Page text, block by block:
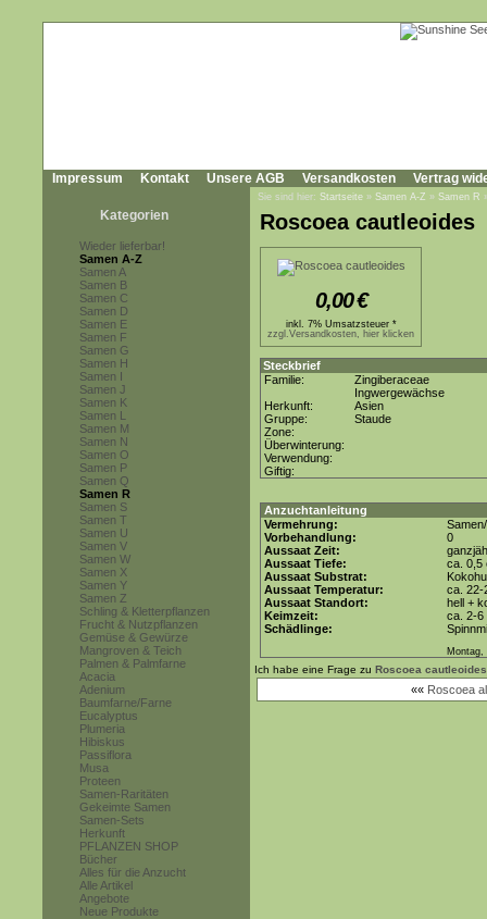
Impressum Kontakt Unsere AGB Versandkosten Vertrag
Kategorien
Wieder lieferbar!
Samen A-Z
Samen A
Samen B
Samen C
Samen D
Samen E
Samen F
Samen G
Samen H
Samen I
Samen J
Samen K
Samen L
Samen M
Samen N
Samen O
Samen P
Samen Q
Samen R
Samen S
Samen T
Samen U
Samen V
Samen W
Samen X
Samen Y
Samen Z
Schling & Kletterpflanzen
Frucht & Nutzpflanzen
Gemüse & Gewürze
Mangroven & Teich
Palmen & Palmfarne
Acacia
Adenium
Baumfarne/Farne
Eucalyptus
Plumeria
Hibiskus
Passiflora
Musa
Proteen
Samen-Raritäten
Gekeimte Samen
Samen-Sets
Herkunft
PFLANZEN SHOP
Bücher
Alles für die Anzucht
Alle Artikel
Angebote
Neue Produkte
Sie sind hier: Startseite » Samen A-Z » Samen R
Roscoea cautleoides
0,00€
inkl. 7% Umsatzsteuer *
zzgl.Versandkosten, hier klicken
Steckbrief
Familie:
Zingiberaceae
Ingwergewächse
Herkunft:
Asien
Gruppe:
Staude
Zone:
Überwinterung:
Verwendung:
Giftig:
Anzuchtanleitung
Vermehrung:
Vorbehandlung:
0
Aussaat Zeit:
Aussaat Tiefe:
ca. 0,5
Aussaat Substrat:
Aussaat Temperatur:
ca. 22-
Aussaat Standort:
hell +
Keimzeit:
ca. 2-6
Schädlinge:
Montag,
Ich habe eine Frage zu Roscoea cautleoides
«« Roscoea